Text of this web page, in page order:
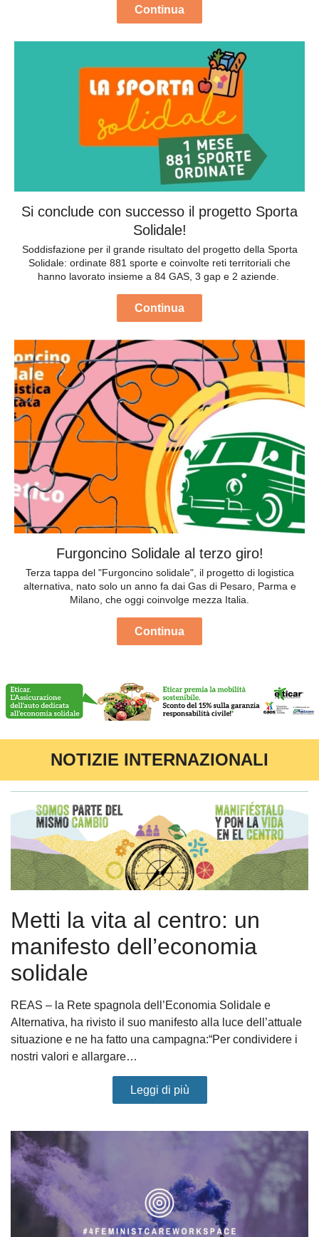
Continua
Si conclude con successo il progetto Sporta
Solidale!
Soddisfazione per il grande risultato del progetto della Sporta
Solidale: ordinate 881 sporte e coinvolte reti territoriali che
hanno lavorato insieme a 84 GAS, 3 gap e 2 aziende.
Continua
Furgoncino Solidale al terzo giro!
Terza tappa del "Furgoncino solidale", il progetto di logistica
alternativa, nato solo un anno fa dai Gas di Pesaro, Parma e
Milano, che oggi coinvolge mezza Italia.
Continua
NOTIZIE INTERNAZIONALI
Metti la vita al centro: un
manifesto dell’economia
solidale
REAS – la Rete spagnola dell’Economia Solidale e
Alternativa, ha rivisto il suo manifesto alla luce dell’attuale
situazione e ne ha fatto una campagna:“Per condividere i
nostri valori e allargare…
Leggi di più